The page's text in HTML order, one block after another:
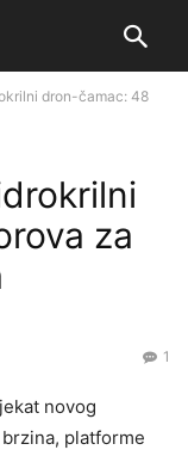
dron-čamac: 48
za
1
novog
platforme